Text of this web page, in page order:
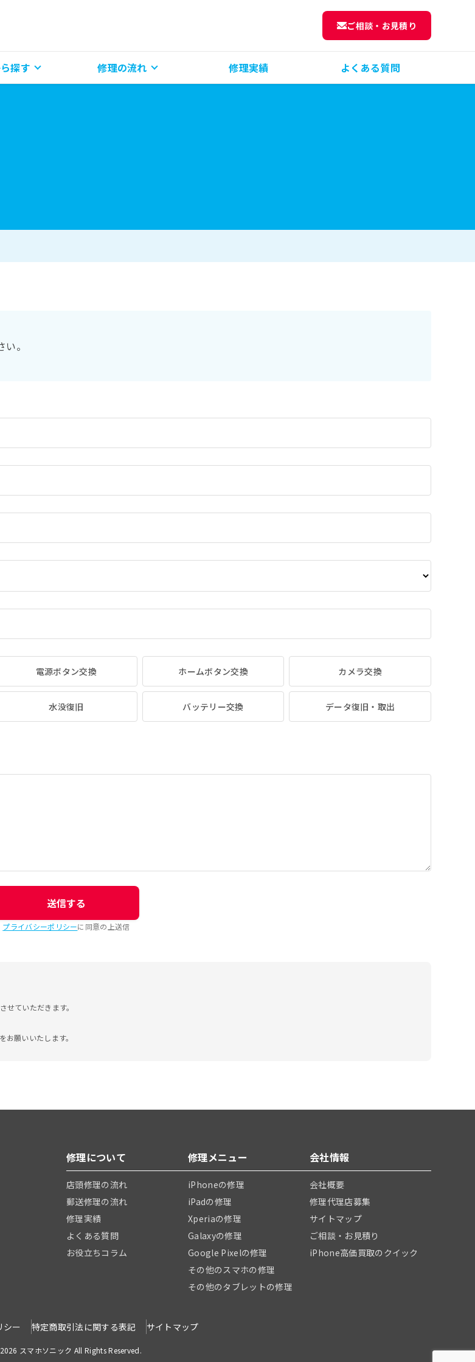
ご相談・お見積り
探す 修理の流れ 修理実績 よくある質問
。
電源ボタン交換 ホームボタン交換 カメラ交換
水没復旧 バッテリー交換 データ復旧・取出
送信する
プライバシーポリシーに同意の上送信
ていただきます。
願いいたします。
修理について
店頭修理の流れ
郵送修理の流れ
修理実績
よくある質問
お役立ちコラム
修理メニュー
iPhoneの修理
iPadの修理
Xperiaの修理
Galaxyの修理
Google Pixelの修理
その他のスマホの修理
その他のタブレットの修理
会社情報
会社概要
修理代理店募集
サイトマップ
ご相談・お見積り
iPhone高価買取のクイック
シー 特定商取引法に関する表記 サイトマップ
スマホソニック All Rights Reserved.